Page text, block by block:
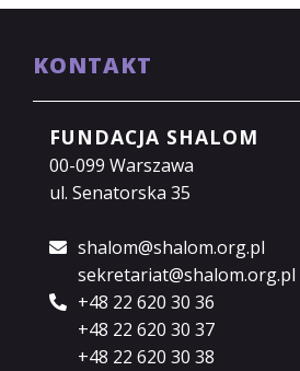
KONTAKT
FUNDACJA SHALOM
00-099 Warszawa
ul. Senatorska 35
shalom@shalom.org.pl
sekretariat@shalom.org.pl
+48 22 620 30 36
+48 22 620 30 37
+48 22 620 30 38